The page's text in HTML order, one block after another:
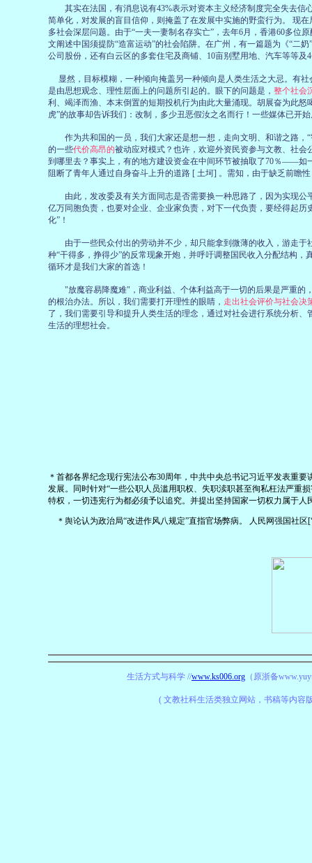
其实在法国，有消息说有43%表示对资本主义经济制度完全失去信
简单化，对发展的盲目信仰，则掩盖了在发展中实施的野蛮行为。 现
多社会深层问题。由于“一夫一妻制名存实亡”，去年6月，香港60多位
文阐述中国须提防“造富运动”的社会陷阱。在广州，有一篇题为《“二
公司股份，还有白云区的多套住宅及商铺、10亩别墅用地、汽车等等及
显然，目标模糊，一种倾向掩盖另一种倾向是人类生活之大忌。有
是由思想观念、理性层面上的问题所引起的。眼下的问题是， 整个社会
利、竭泽而渔、本末倒置的短期投机行为由此大量涌现。胡展奋为此
虎”的故事却告诉我们：改制，多少丑恶假汝之名而行！一些媒体已开
作为共和国的一员，我们大家还是想一想，走向文明、和谐之路，“
的一些代价高昂的被动应对模式？也许，欢迎外资民资参与文教、社
到哪里去？事实上，有的地方建设资金在中间环节被抽取了70％——如
阻断了青年人通过自身奋斗上升的道路 [ 土坷] 。需知，由于缺乏前瞻
由此，发改委及有关方面同志是否需要换一种思路了，因为实现公
亿万同胞负责，也要对企业、企业家负责，对下一代负责，要经得起
化”！
由于一些民众付出的劳动并不少，却只能拿到微薄的收入，游走于
种“干得多，挣得少”的反常现象开炮，并呼吁调整国民收入分配结构
循环才是我们大家的首选！
"放魔容易降魔难"，商业利益、个体利益高于一切的后果是严重的
的根治办法。所以，我们需要打开理性的眼睛， 走出社会评价与社会决
了，我们需要引导和提升人类生活的理念，通过对社会进行系统分析
生活的理想社会。
＊首都各界纪念现行宪法公布30周年，中共中央总书记习近平发表重要
发展。同时针对“一些公职人员滥用职权、失职渎职甚至徇私枉法严重
特权，一切违宪行为都必须予以追究。并提出坚持国家一切权力属于
＊舆论认为政治局“改进作风八规定”直指官场弊病。 人民网强国社
生活方式与科学 //www.ks006.org （原浙备
( 文教社科生活类独立网站，书稿等内容